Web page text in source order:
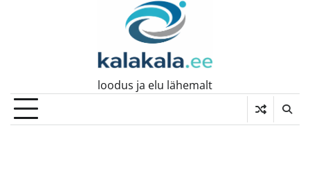
loodus ja elu lähemalt